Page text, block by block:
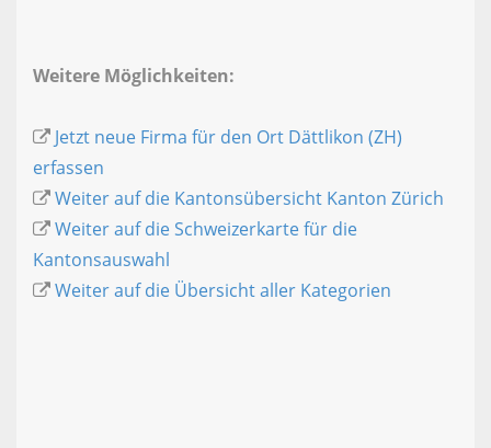
Weitere Möglichkeiten:
Jetzt neue Firma für den Ort Dättlikon (ZH)
erfassen
Weiter auf die Kantonsübersicht Kanton Zürich
Weiter auf die Schweizerkarte für die
Kantonsauswahl
Weiter auf die Übersicht aller Kategorien